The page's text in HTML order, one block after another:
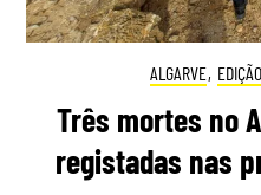
ALGARVE,
Três mortes no
registadas nas